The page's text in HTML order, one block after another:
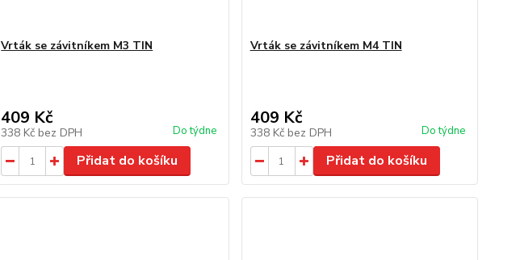
Vrták se závitníkem M3 TIN
409 Kč
338 Kč bez DPH Do týdne
Přidat do košíku
Vrták se závitníkem M4 TIN
409 Kč
338 Kč bez DPH Do týdne
Přidat do košíku